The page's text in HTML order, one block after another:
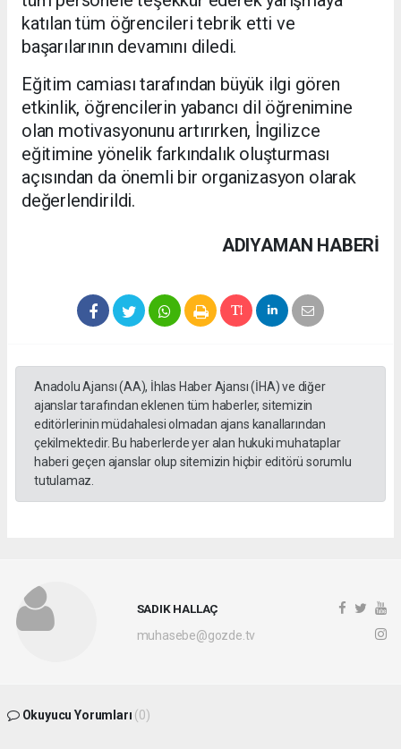
katılan tüm öğrencileri tebrik etti ve
başarılarının devamını diledi.
Eğitim camiası tarafından büyük ilgi gören
etkinlik, öğrencilerin yabancı dil öğrenimine
olan motivasyonunu artırırken, İngilizce
eğitimine yönelik farkındalık oluşturması
açısından da önemli bir organizasyon olarak
değerlendirildi.
ADIYAMAN HABERİ
Anadolu Ajansı (AA), İhlas Haber Ajansı (İHA) ve diğer
ajanslar tarafından eklenen tüm haberler, sitemizin
editörlerinin müdahalesi olmadan ajans kanallarından
çekilmektedir. Bu haberlerde yer alan hukuki muhataplar
haberi geçen ajanslar olup sitemizin hiçbir editörü sorumlu
tutulamaz.
SADIK HALLAÇ
muhasebe@gozde.tv
Okuyucu Yorumları (0)